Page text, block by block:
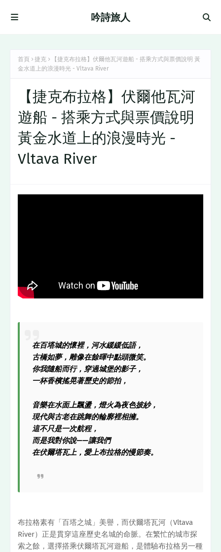
吟詩旅人
首頁 捷克
【捷克布拉格】伏爾他⽡河遊船 - 搭乘方式與票價說明 黃
金水道上的浪漫時光 - Vltava River
【捷克布拉格】伏爾他⽡河
遊船 - 搭乘方式與票價說明
黃金水道上的浪漫時光 -
Vltava River
在百塔城的懷裡，河水緩緩低語，
古橋如夢，雕像在餘暉中點頭微笑。
你我隨船而行，穿過城堡的影子，
一杯香檳搖晃著歷史的節拍，
音樂在水面上飄盪，燈火為夜色披紗，
現代與古老在跳舞的輪廓裡相擁。
這不只是一次航程，
而是我對你說——讓我們
在伏爾塔瓦上，愛上布拉格的慢節奏。
布拉格素有「百塔之城」美譽，而伏爾塔瓦河（Vltava
River）正是貫穿這座歷史名城的命脈。在繁忙的城市探
索之餘，選擇搭乘伏爾塔瓦河遊船，是體驗布拉格另一種